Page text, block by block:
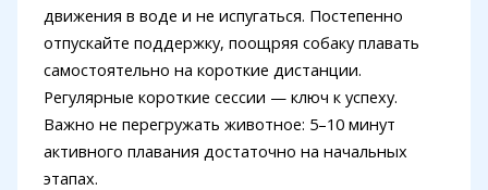
движения в воде и не испугаться. Постепенно
отпускайте поддержку, поощряя собаку плавать
самостоятельно на короткие дистанции.
Регулярные короткие сессии — ключ к успеху.
Важно не перегружать животное: 5–10 минут
активного плавания достаточно на начальных
этапах.